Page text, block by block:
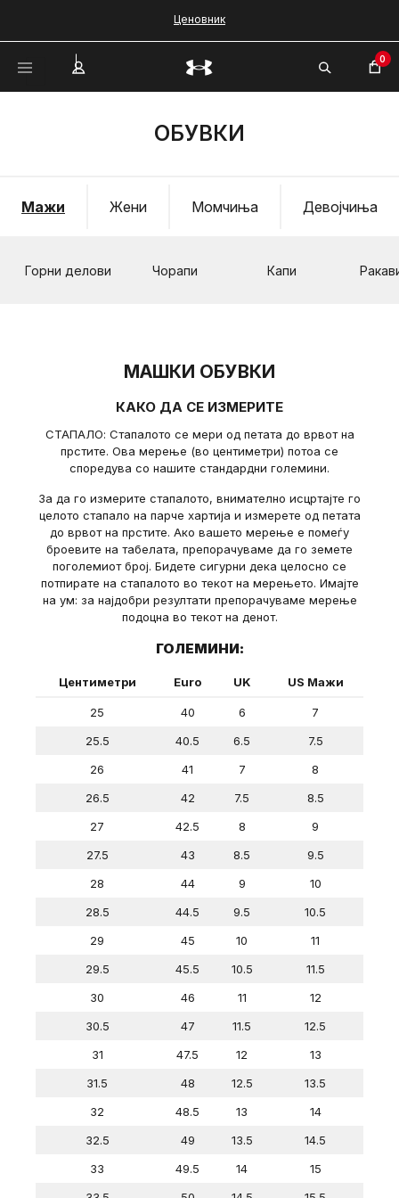
Ценовник
0
ОБУВКИ
Девојчиња
Момчиња
Жени
Мажи
Горни делови Чорапи Капи
МАШКИ ОБУВКИ
КАКО ДА СЕ ИЗМЕРИТЕ
СТАПАЛО: Стапалото се мери од петата до врвот на
прстите. Ова мерење (во центиметри) потоа се
споредува со нашите стандардни големини.
За да го измерите стапалото, внимателно исцртајте го
целото стапало на парче хартија и измерете од петата
до врвот на прстите. Ако вашето мерење е помеѓу
броевите на табелата, препорачуваме да го земете
поголемиот број. Бидете сигурни дека целосно се
потпирате на стапалото во текот на мерењето. Имајте
на ум: за најдобри резултати препорачуваме мерење
подоцна во текот на денот.
ГОЛЕМИНИ:
Центиметри Euro UK US Мажи
25 40 6
7
25.5
40.5 6.5
7.5
26
41 7
8
26.5
42 7.5
8.5
27
42.5 8
9
27.5
43 8.5
9.5
28
44 9
10
28.5
44.5 9.5
10.5
29
45 10
11
29.5
45.5 10.5
11.5
30
46 11
12
30.5
47 11.5
12.5
31
47.5 12
13
31.5
48 12.5
13.5
32
48.5 13
14
32.5
49 13.5
14.5
33
49.5 14
15